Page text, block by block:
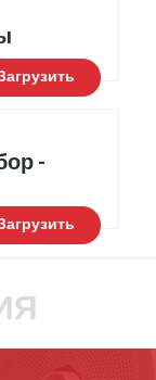
-